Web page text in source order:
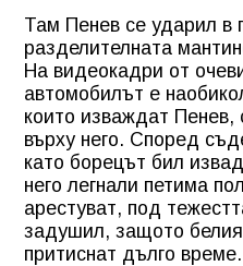
Там Пенев се ударил в
разделителната
На видеокадри от
автомобилът е
които изваждат Пенев,
върху него. Според
като борецът бил
него легнали петима
арестуват, под
задушил, защото
притиснат дълго време.